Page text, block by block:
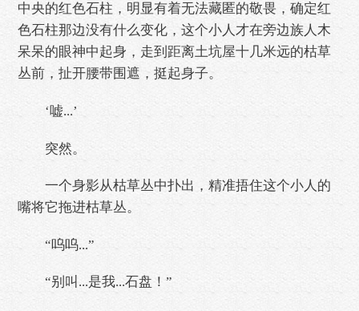
中央的红色石柱，明显有着无法藏匿的敬畏，确定红
色石柱那边没有什么变化，这个小人才在旁边族人木
呆呆的眼神中起身，走到距离土坑屋十几米远的枯草
丛前，扯开腰带围遮，挺起身子。
‘嘘...’
突然。
一个身影从枯草丛中扑出，精准捂住这个小人的
嘴将它拖进枯草丛。
“呜呜...”
“别叫...是我...石盘！”